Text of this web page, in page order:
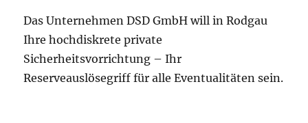
Das Unternehmen DSD GmbH will in Rodgau
Ihre hochdiskrete private
Sicherheitsvorrichtung – Ihr
Reserveauslösegriff für alle Eventualitäten sein.